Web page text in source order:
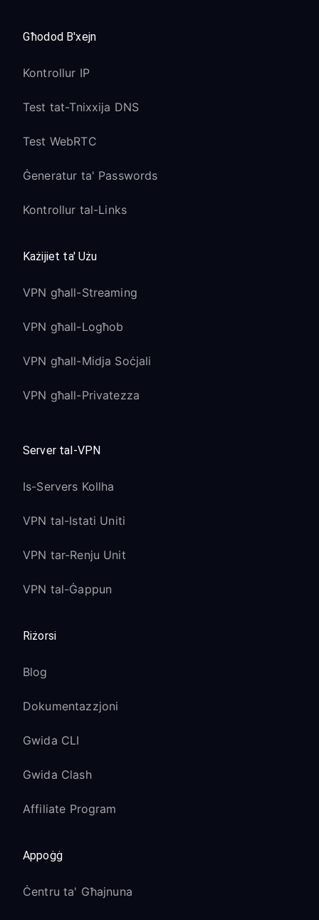
Għodod B'xejn
Kontrollur IP
Test tat-Tnixxija DNS
Test WebRTC
Ġeneratur ta' Passwords
Kontrollur tal-Links
Każijiet ta' Użu
VPN għall-Streaming
VPN għall-Logħob
VPN għall-Midja Soċjali
VPN għall-Privatezza
Server tal-VPN
Is-Servers Kollha
VPN tal-Istati Uniti
VPN tar-Renju Unit
VPN tal-Ġappun
Riżorsi
Blog
Dokumentazzjoni
Gwida CLI
Gwida Clash
Affiliate Program
Appoġġ
Ċentru ta' Għajnuna